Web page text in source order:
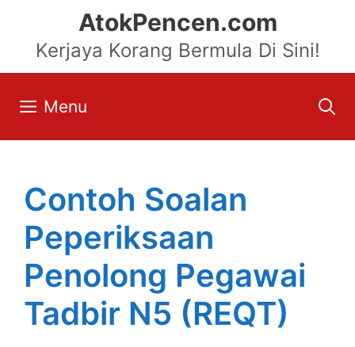
content
AtokPencen.com
Kerjaya Korang Bermula Di Sini!
Menu
Contoh Soalan
Peperiksaan
Penolong Pegawai
Tadbir N5 (REQT)